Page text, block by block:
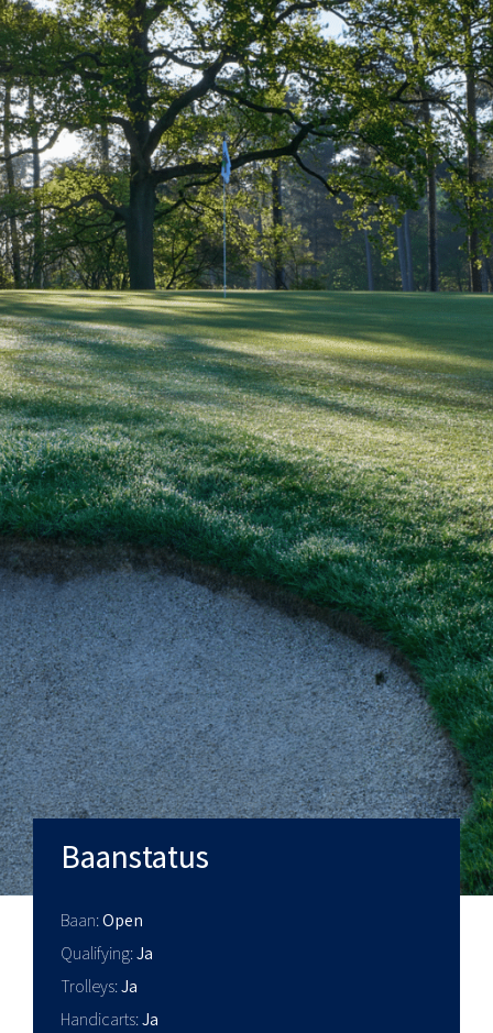
Baanstatus
Baan Open
Qualifying Ja
Trolleys Ja
Handicarts Ja